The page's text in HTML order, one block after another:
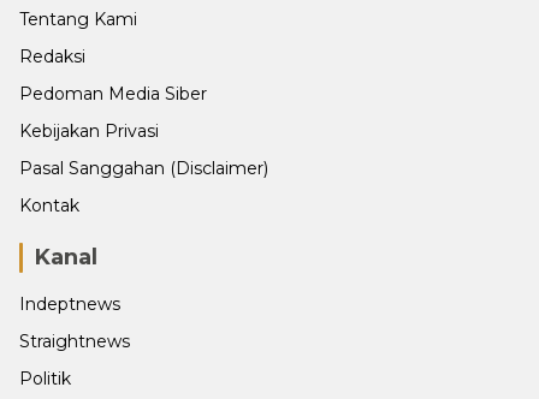
Tentang Kami
Redaksi
Pedoman Media Siber
Kebijakan Privasi
Pasal Sanggahan (Disclaimer)
Kontak
Kanal
Indeptnews
Straightnews
Politik